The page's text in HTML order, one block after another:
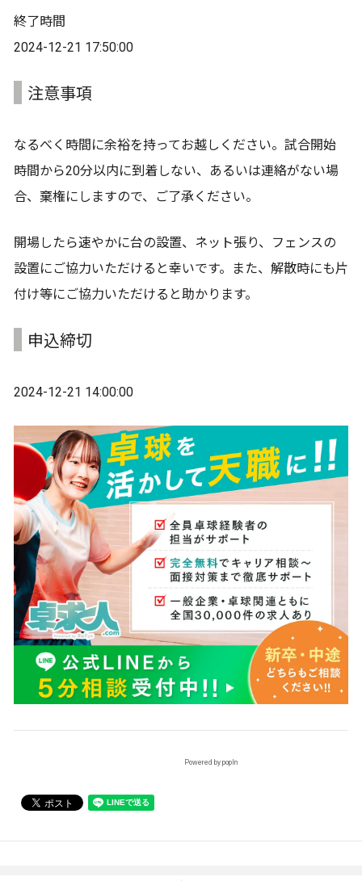
終了時間
2024-12-21 17:50:00
注意事項
なるべく時間に余裕を持ってお越しください。試合開始
時間から20分以内に到着しない、あるいは連絡がない場
合、棄権にしますので、ご了承ください。
開場したら速やかに台の設置、ネット張り、フェンスの
設置にご協力いただけると幸いです。また、解散時にも片
付け等にご協力いただけると助かります。
申込締切
2024-12-21 14:00:00
Powered by popIn